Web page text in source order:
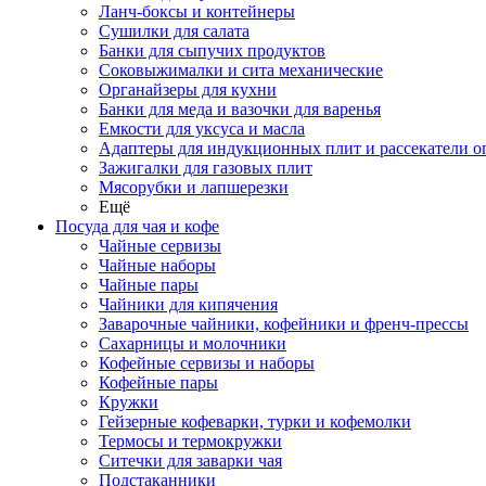
Ланч-боксы и контейнеры
Сушилки для салата
Банки для сыпучих продуктов
Соковыжималки и сита механические
Органайзеры для кухни
Банки для меда и вазочки для варенья
Емкости для уксуса и масла
Адаптеры для индукционных плит и рассекатели
Зажигалки для газовых плит
Мясорубки и лапшерезки
Ещё
Посуда для чая и кофе
Чайные сервизы
Чайные наборы
Чайные пары
Чайники для кипячения
Заварочные чайники, кофейники и френч-прессы
Сахарницы и молочники
Кофейные сервизы и наборы
Кофейные пары
Кружки
Гейзерные кофеварки, турки и кофемолки
Термосы и термокружки
Ситечки для заварки чая
Подстаканники